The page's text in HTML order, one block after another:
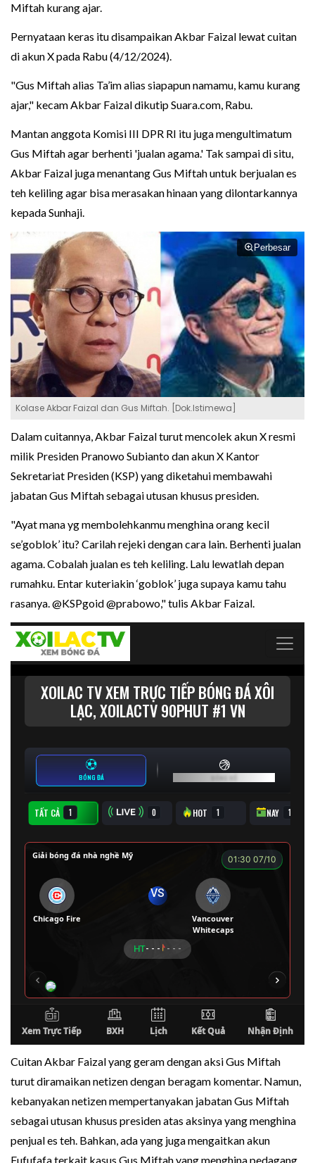
Miftah kurang ajar.
Pernyataan keras itu disampaikan Akbar Faizal lewat cuitan
di akun X pada Rabu (4/12/2024).
"Gus Miftah alias Ta’im alias siapapun namamu, kamu kurang
ajar," kecam Akbar Faizal dikutip Suara.com, Rabu.
Mantan anggota Komisi III DPR RI itu juga mengultimatum
Gus Miftah agar berhenti 'jualan agama.' Tak sampai di situ,
Akbar Faizal juga menantang Gus Miftah untuk berjualan es
teh keliling agar bisa merasakan hinaan yang dilontarkannya
kepada Sunhaji.
Perbesar
Kolase Akbar Faizal dan Gus Miftah. [Dok.Istimewa]
Dalam cuitannya, Akbar Faizal turut mencolek akun X resmi
milik Presiden Pranowo Subianto dan akun X Kantor
Sekretariat Presiden (KSP) yang diketahui membawahi
jabatan Gus Miftah sebagai utusan khusus presiden.
"Ayat mana yg membolehkanmu menghina orang kecil
se’goblok’ itu? Carilah rejeki dengan cara lain. Berhenti jualan
agama. Cobalah jualan es teh keliling. Lalu lewatlah depan
rumahku. Entar kuteriakin ‘goblok’ juga supaya kamu tahu
rasanya. @KSPgoid @prabowo," tulis Akbar Faizal.
Cuitan Akbar Faizal yang geram dengan aksi Gus Miftah
turut diramaikan netizen dengan beragam komentar. Namun,
kebanyakan netizen mempertanyakan jabatan Gus Miftah
sebagai utusan khusus presiden atas aksinya yang menghina
penjual es teh. Bahkan, ada yang juga mengaitkan akun
Fufufafa terkait kasus Gus Miftah yang menghina pedagang